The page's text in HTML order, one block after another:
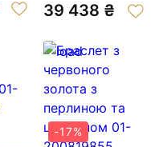
200950071
39 438 ₴
-17%